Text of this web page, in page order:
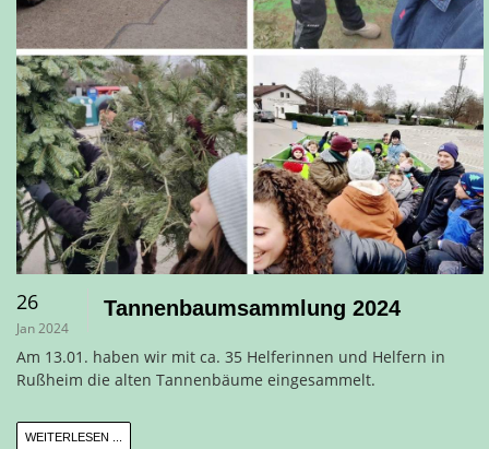
26
Jan 2024
Tannenbaumsammlung 2024
Am 13.01. haben wir mit ca. 35 Helferinnen und Helfern in
Rußheim die alten Tannenbäume eingesammelt.
WEITERLESEN ...